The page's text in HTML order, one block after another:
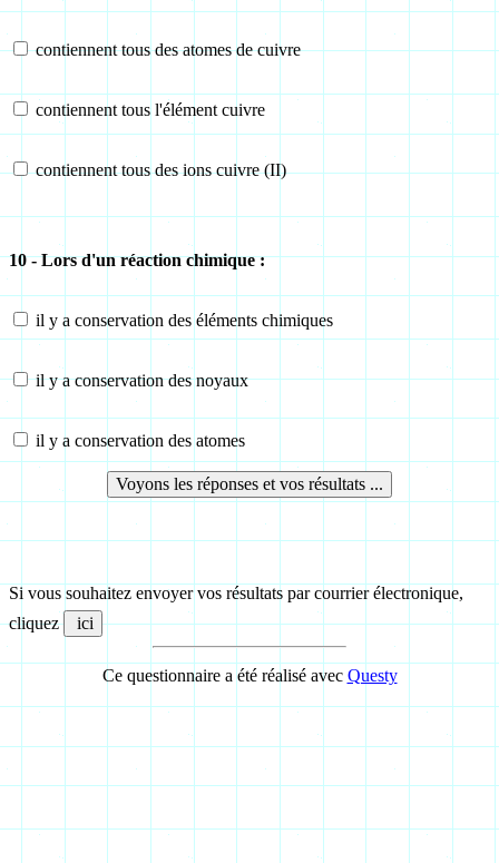
contiennent tous des atomes de cuivre
contiennent tous l'élément cuivre
contiennent tous des ions cuivre (II)
10 - Lors d'un réaction chimique :
il y a conservation des éléments chimiques
il y a conservation des noyaux
il y a conservation des atomes
Si vous souhaitez envoyer vos résultats par courrier électronique,
cliquez
Ce questionnaire a été réalisé avec Questy